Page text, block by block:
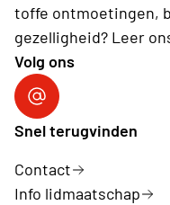
toffe ontmoetingen,
gezelligheid? Leer
Volg ons
Volg ons op Facebook
Snel terugvinden
Contact
Info lidmaatschap